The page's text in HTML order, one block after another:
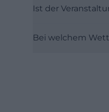
Ist der
Bei welchem